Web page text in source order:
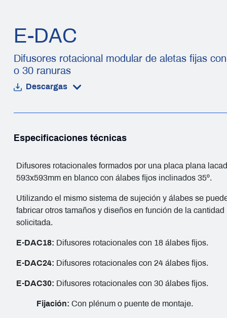
E-DAC
Difusores rotacional modular de aletas fijas
o 30 ranuras
Descargas
Especificaciones técnicas
Difusores rotacionales formados por una placa plana
593x593mm en blanco con álabes fijos inclinados 35º.
Utilizando el mismo sistema de sujeción y álabes se
fabricar otros tamaños y diseños en función de la cantidad
solicitada.
E-DAC18: Difusores rotacionales con 18 álabes fijos.
E-DAC24: Difusores rotacionales con 24 álabes fijos.
E-DAC30: Difusores rotacionales con 30 álabes fijos.
Fijación: Con plénum o puente de montaje.